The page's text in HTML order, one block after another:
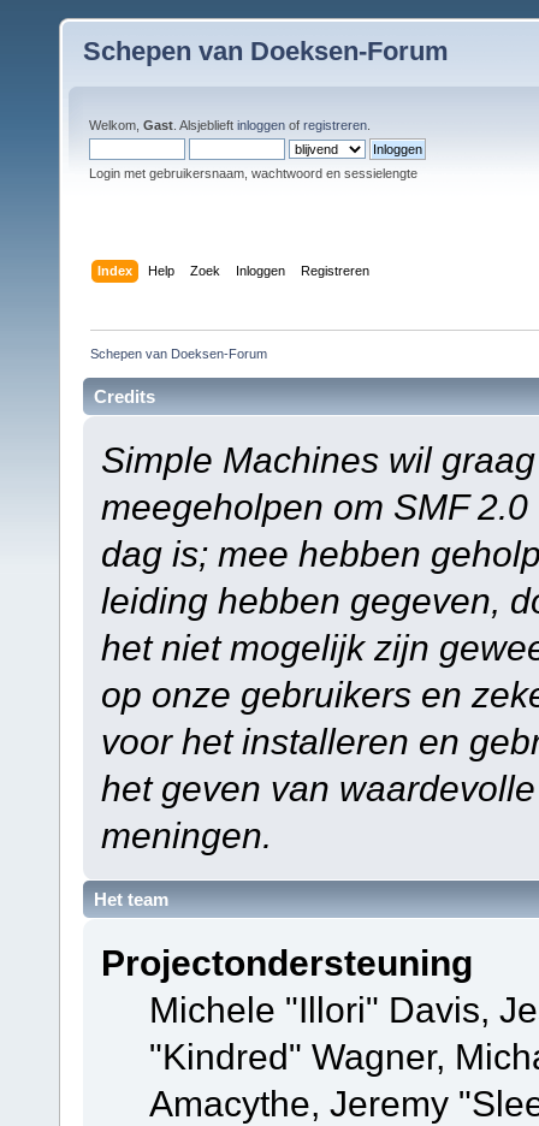
Schepen van Doeksen-Forum
Welkom, Gast . Alsjeblieft inloggen of registreren
Login met gebruikersnaam, wachtwoord en sessielengte
Index Help Zoek Inloggen Registreren
Schepen van Doeksen-Forum
Credits
Simple Machines wil
meegeholpen om SMF
dag is; mee hebben
leiding hebben gegeven,
het niet mogelijk zijn
op onze gebruikers en
voor het installeren en
het geven van
meningen.
Het team
Projectondersteuning
Michele "Illori" Davis,
"Kindred" Wagner,
Amacythe, Jeremy